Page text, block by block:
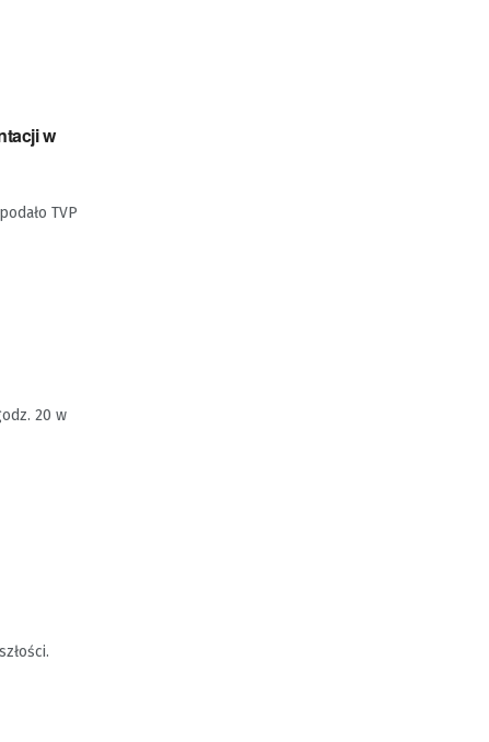
w
TVP
20 w